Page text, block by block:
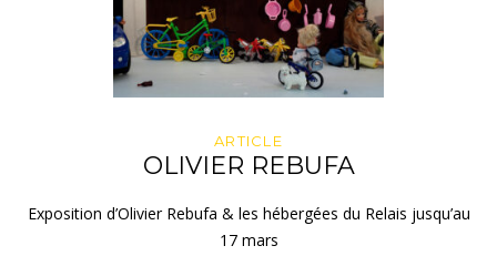
ARTICLE
OLIVIER REBUFA
Exposition d’Olivier Rebufa & les hébergées du Relais jusqu’au
17 mars